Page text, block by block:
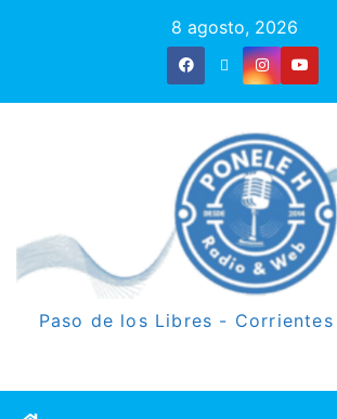
8 agosto, 2026
Paso de los Libres -